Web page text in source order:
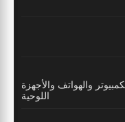
والهواتف والأجهزة
اللوحية